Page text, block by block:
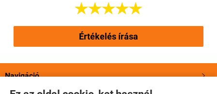

Értékelés írása
Navigáció 